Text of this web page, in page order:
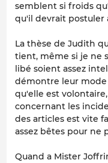
semblent si froids
qu'il devrait postuler
La thèse de Judith
tient, même si je ne
libé soient assez
démontre leur
qu'elle est
concernant les
des articles est vite
assez bêtes pour ne
Quand a Mister